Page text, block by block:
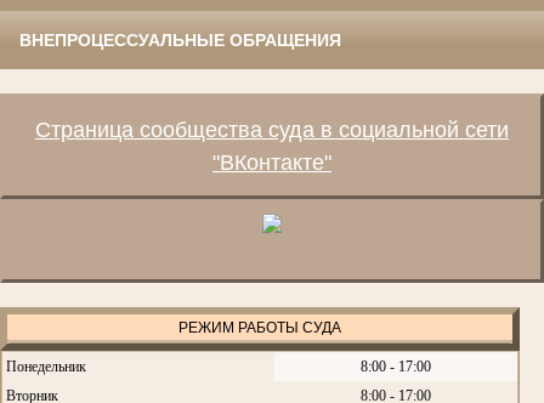
ВНЕПРОЦЕССУАЛЬНЫЕ ОБРАЩЕНИЯ
Страница сообщества суда в социальной сети
"ВКонтакте"
РЕЖИМ РАБОТЫ СУДА
Понедельник
8:00 - 17:00
Вторник
8:00 - 17:00